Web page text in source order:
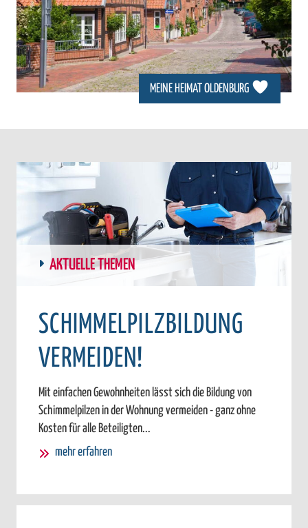
MEINE HEIMAT OLDENBURG
AKTUELLE THEMEN
SCHIMMELPILZBILDUNG
VERMEIDEN!
Mit einfachen Gewohnheiten lässt sich die Bildung von
Schimmelpilzen in der Wohnung vermeiden - ganz ohne
Kosten für alle Beteiligten...
mehr erfahren